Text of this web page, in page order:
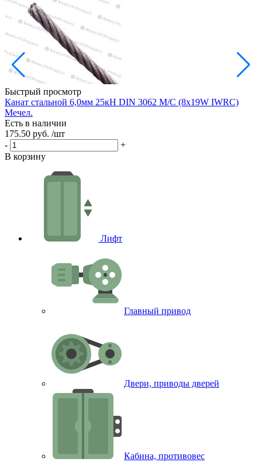
Быстрый просмотр
Канат стальной 6,0мм 25кН DIN 3062 М/С (8х19W IWRC)
Мечел.
Есть в наличии
175.50 руб. /шт
-
+
В корзину
Лифт
Главный привод
Двери, приводы дверей
Кабина, противовес